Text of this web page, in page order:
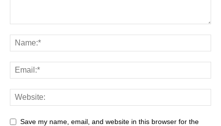
Save my name, email, and website in this browser for the